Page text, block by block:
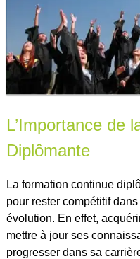
L’Importance de
Diplômante
La formation continue
pour rester compétitif
évolution. En effet,
mettre à jour ses
progresser dans sa